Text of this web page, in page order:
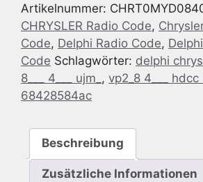
UJM
-
VP2_8.4
HDCC
SXM
68428584AC
Artikelnummer:
CHRYSLER Radio Code,
Code, Delphi Radio Code,
Code Schlagwörter: delphi
8___ 4___ ujm_ , vp2_8 4___ hdcc
68428584ac
Beschreibung
Zusätzliche Informationen